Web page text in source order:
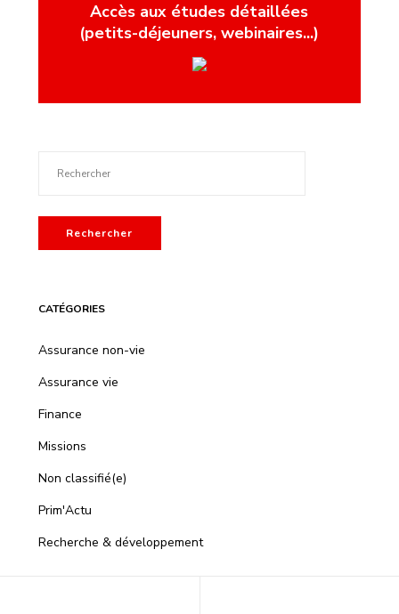
Accès aux études détaillées
(petits-déjeuners, webinaires...)
Rechercher
CATÉGORIES
Assurance non-vie
Assurance vie
Finance
Missions
Non classifié(e)
Prim'Actu
Recherche & développement